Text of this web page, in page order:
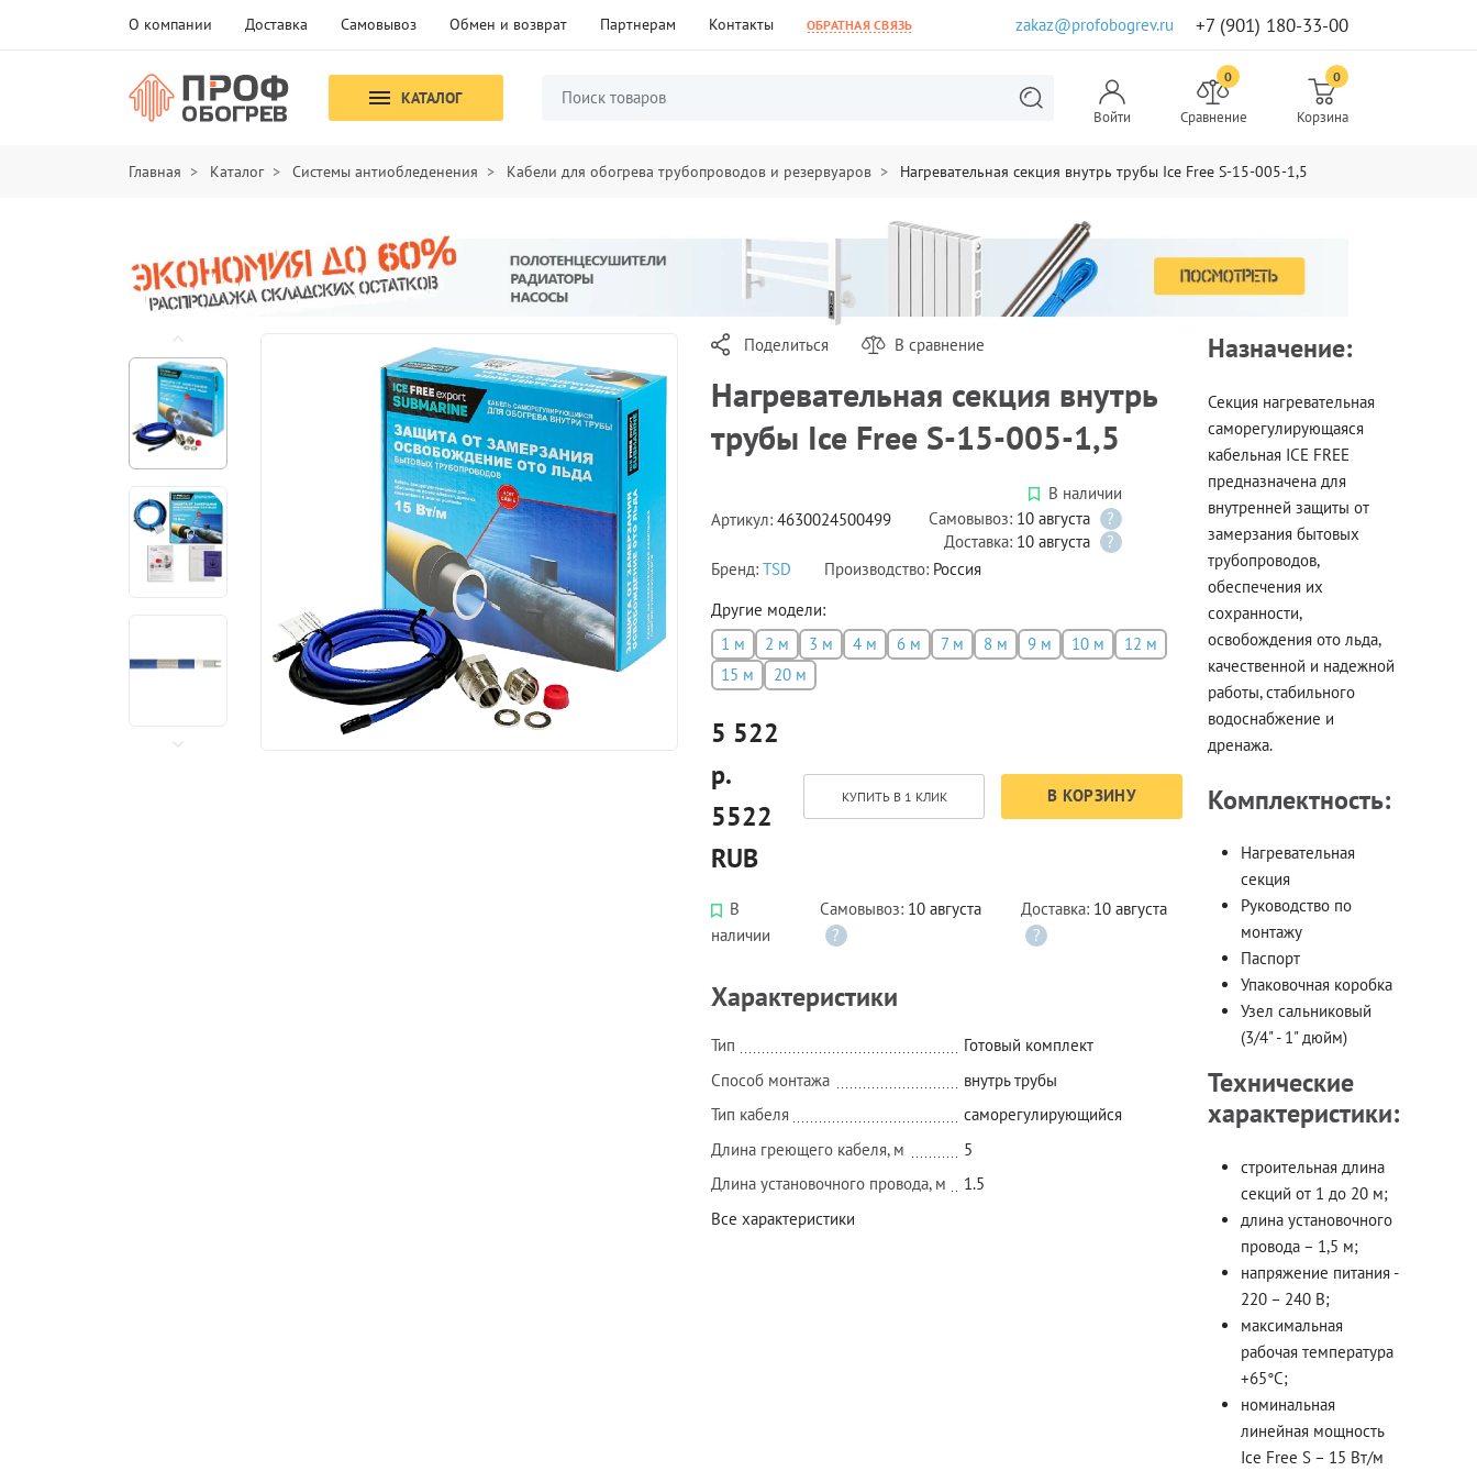
О компании Доставка Самовывоз Обмен и возврат Партнерам Контакты ОБРАТНАЯ СВЯЗЬ zakaz@profobogrev.ru +7 (901) 180-33-00
КАТАЛОГ
Войти
0
Сравнение
0
Корзина
Главная Каталог Системы антиобледенения Кабели для обогрева трубопроводов и резервуаров Нагревательная секция внутрь трубы Ice Free S-15-005-1,5
Поделиться В сравнение
Нагревательная секция внутрь
трубы Ice Free S-15-005-1,5
Артикул: 4630024500499
В наличии
Самовывоз: 10 августа
?
Доставка: 10 августа
?
Бренд: TSD Производство: Россия
Другие модели:
1 м
2 м 3 м 4 м 6 м 7 м 8 м 9 м 10 м
12 м
15 м
20 м
5 522
р.
5522
RUB
КУПИТЬ В 1 КЛИК В КОРЗИНУ
В
наличии
Самовывоз: 10 августа
?
Доставка: 10 августа
?
Характеристики
Тип
Готовый комплект
Способ монтажа
внутрь трубы
Тип кабеля
саморегулирующийся
Длина греющего кабеля, м
5
Длина установочного провода, м
1.5
Все характеристики
Назначение:
Секция нагревательная
саморегулирующаяся
кабельная ICE FREE
предназначена для
внутренней защиты от
замерзания бытовых
трубопроводов,
обеспечения их
сохранности,
освобождения ото льда,
качественной и надежной
работы, стабильного
водоснабжение и
дренажа.
Комплектность:
Нагревательная
секция
Руководство по
монтажу
Паспорт
Упаковочная коробка
Узел сальниковый
(3/4" - 1" дюйм)
Технические
характеристики:
строительная длина
секций от 1 до 20 м;
длина установочного
провода – 1,5 м;
напряжение питания -
220 – 240 В;
максимальная
рабочая температура
+65°С;
номинальная
линейная мощность
Ice Free S – 15 Вт/м